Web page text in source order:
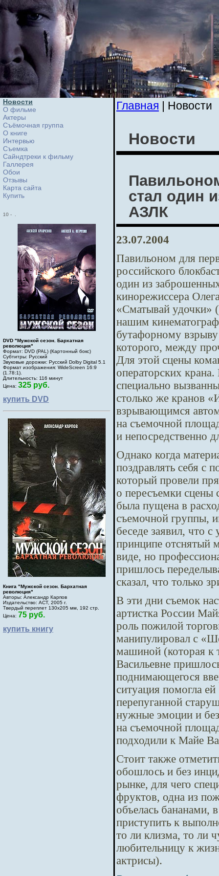
Новости
О фильме
Актеры
Съёмочная группа
О книге
Интервью
Cъемка
Сайндтреки к фильму
Галлерея
Обои
Отзывы
Карта сайта
Купить
10 -
DVD "Мужской сезон. Бархатная
революция"
Формат: DVD (PAL) (Картонный бокс)
Субтитры: Русский
Звуковые дорожки: Русский Dolby Digital 5.1
Формат изображения: WideScreen 16:9
(1.78:1).
Длительность: 116 минут
Цена: 325 руб.
купить DVD
Книга "Мужской сезон. Бархатная
революция"
Авторы: Александр Карпов
Издательство: АСТ, 2005 г.
Твердый переплет 130х205 мм, 192 стр.
Цена: 75 руб.
купить книгу
Главная | Новости
Новости
стал один
АЗЛК
23.07.2004
Павильоном для
российского
один из
кинорежиссера
«Сматывай удочки»
нашим
бутафорному
которого, между
Для этой сцены
операторских
специально
столько же кранов
взрывающимся
на съемочной
и непосредственно
Однако когда
поздравлять себя с
который провели
о пересъемки сцены
была пущена в
съемочной группы,
беседе заявил, что с
принципе отснятый
виде, но
пришлось
сказал, что только
В эти дни съемок
артистка России
роль пожилой
манипулировал с
машиной (которая к
Васильевне
поднимающегося
ситуация помогла
перепуганной
нужные эмоции и
на съемочной
подходили к Майе
Стоит также
обошлось и без
рынке, для чего
фруктов, одна из
объелась бананами,
приступить к
то ли клизма, то ли
любительницу к
актрисы).